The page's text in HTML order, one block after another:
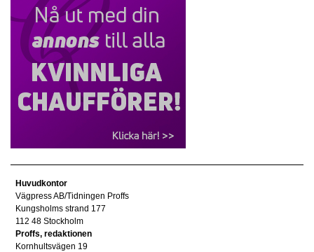
Huvudkontor
Vägpress AB/Tidningen Proffs
Kungsholms strand 177
112 48 Stockholm
Proffs, redaktionen
Kornhultsvägen 19